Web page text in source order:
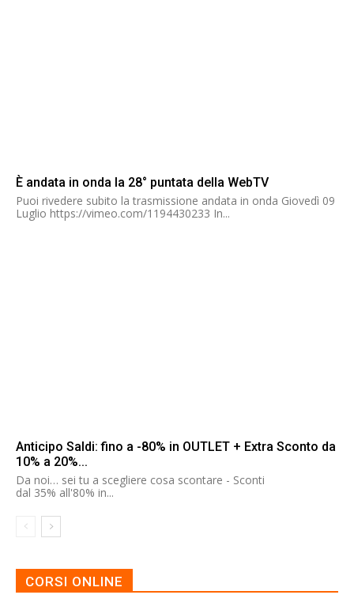
È andata in onda la 28° puntata della WebTV
Puoi rivedere subito la trasmissione andata in onda Giovedì 09
Luglio https://vimeo.com/1194430233 In...
Anticipo Saldi: fino a -80% in OUTLET + Extra Sconto da
10% a 20%...
Da noi… sei tu a scegliere cosa scontare - Sconti
dal 35% all'80% in...
CORSI ONLINE